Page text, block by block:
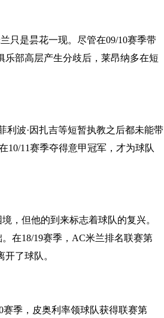
是昙花一现。尽管在09/10赛季带
部高层产生分歧后，莱昂纳多在短
波·因扎吉等短暂执教之后都未能带
10/11赛季夺得意甲冠军，才为球队
但他的到来标志着球队的复兴。
在18/19赛季，AC米兰排名联赛第
了球队。
季，皮奥利率领球队获得联赛第